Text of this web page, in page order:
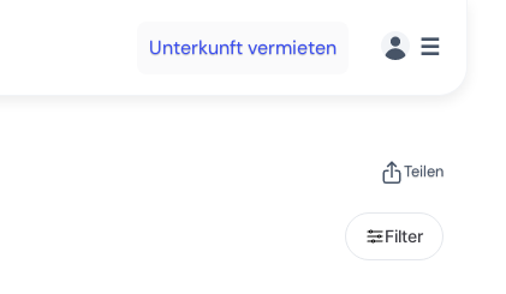
Unterkunft vermieten ☰
Teilen
Filter